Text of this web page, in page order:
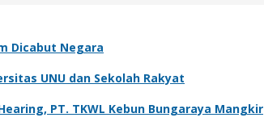
Dicabut Negara
UNU dan Sekolah Rakyat
PT. TKWL Kebun Bungaraya Mangkir